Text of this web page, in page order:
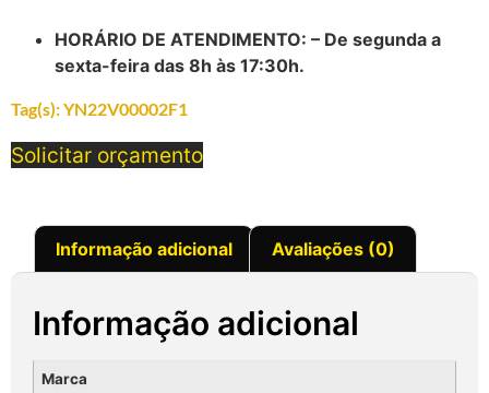
HORÁRIO DE ATENDIMENTO: – De segunda a
sexta-feira das 8h às 17:30h.
Tag(s):YN22V00002F1
Solicitar orçamento
Informação adicional Avaliações (0)
Informação adicional
Marca